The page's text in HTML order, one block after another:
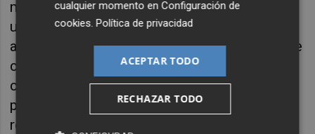
mundo del deporte y la empresa. La IA la
utilizan para descubrir los parámetros
alimentarios que influyen en el rendimiento de
cada deportista de manera que personalizan,
cocinan y envían menús alimenticios para
prevenir lesiones. También diseñan y venden
recetas a medida para que se las prepare el
cualquier momento enConfiguración de
cookies .Política de privacidad
ACEPTAR TODO
RECHAZAR TODO